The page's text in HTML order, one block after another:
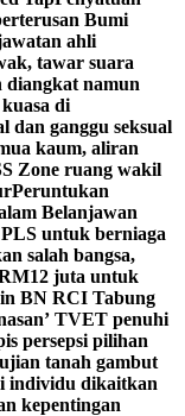
Bumi
ahli
tawar suara
diangkat namun
di
dan ganggu seksual
kaum, aliran
Zone ruang wakil
Peruntukan
Belanjawan
PLS untuk berniaga
salah bangsa,
juta untuk
BN RCI Tabung
TVET penuhi
persepsi pilihan
tanah gambut
individu dikaitkan
kepentingan